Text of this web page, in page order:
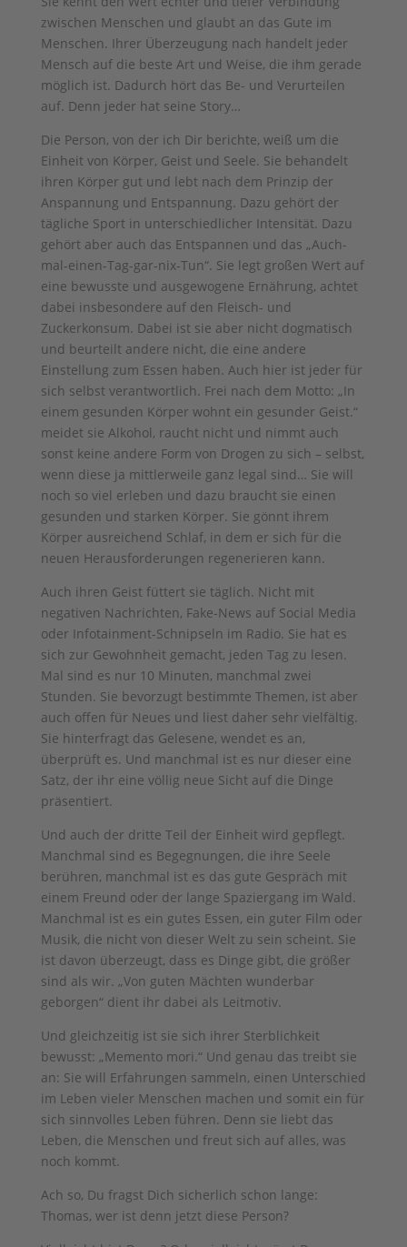
zwischen Menschen und glaubt an das Gute im
Menschen. Ihrer Überzeugung nach handelt jeder
Mensch auf die beste Art und Weise, die ihm gerade
möglich ist. Dadurch hört das Be- und Verurteilen
auf. Denn jeder hat seine Story…
Die Person, von der ich Dir berichte, weiß um die
Einheit von Körper, Geist und Seele. Sie behandelt
ihren Körper gut und lebt nach dem Prinzip der
Anspannung und Entspannung. Dazu gehört der
tägliche Sport in unterschiedlicher Intensität. Dazu
gehört aber auch das Entspannen und das „Auch-
mal-einen-Tag-gar-nix-Tun“. Sie legt großen Wert auf
eine bewusste und ausgewogene Ernährung, achtet
dabei insbesondere auf den Fleisch- und
Zuckerkonsum. Dabei ist sie aber nicht dogmatisch
und beurteilt andere nicht, die eine andere
Einstellung zum Essen haben. Auch hier ist jeder für
sich selbst verantwortlich. Frei nach dem Motto: „In
einem gesunden Körper wohnt ein gesunder Geist.“
meidet sie Alkohol, raucht nicht und nimmt auch
sonst keine andere Form von Drogen zu sich – selbst,
wenn diese ja mittlerweile ganz legal sind… Sie will
noch so viel erleben und dazu braucht sie einen
gesunden und starken Körper. Sie gönnt ihrem
Körper ausreichend Schlaf, in dem er sich für die
neuen Herausforderungen regenerieren kann.
Auch ihren Geist füttert sie täglich. Nicht mit
negativen Nachrichten, Fake-News auf Social Media
oder Infotainment-Schnipseln im Radio. Sie hat es
sich zur Gewohnheit gemacht, jeden Tag zu lesen.
Mal sind es nur 10 Minuten, manchmal zwei
Stunden. Sie bevorzugt bestimmte Themen, ist aber
auch offen für Neues und liest daher sehr vielfältig.
Sie hinterfragt das Gelesene, wendet es an,
überprüft es. Und manchmal ist es nur dieser eine
Satz, der ihr eine völlig neue Sicht auf die Dinge
präsentiert.
Und auch der dritte Teil der Einheit wird gepflegt.
Manchmal sind es Begegnungen, die ihre Seele
berühren, manchmal ist es das gute Gespräch mit
einem Freund oder der lange Spaziergang im Wald.
Manchmal ist es ein gutes Essen, ein guter Film oder
Musik, die nicht von dieser Welt zu sein scheint. Sie
ist davon überzeugt, dass es Dinge gibt, die größer
sind als wir. „Von guten Mächten wunderbar
geborgen“ dient ihr dabei als Leitmotiv.
Und gleichzeitig ist sie sich ihrer Sterblichkeit
bewusst: „Memento mori.“ Und genau das treibt sie
an: Sie will Erfahrungen sammeln, einen Unterschied
im Leben vieler Menschen machen und somit ein für
sich sinnvolles Leben führen. Denn sie liebt das
Leben, die Menschen und freut sich auf alles, was
noch kommt.
Ach so, Du fragst Dich sicherlich schon lange:
Thomas, wer ist denn jetzt diese Person?